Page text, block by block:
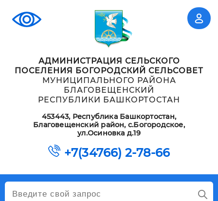
АДМИНИСТРАЦИЯ СЕЛЬСКОГО
ПОСЕЛЕНИЯ БОГОРОДСКИЙ СЕЛЬСОВЕТ
МУНИЦИПАЛЬНОГО РАЙОНА
БЛАГОВЕЩЕНСКИЙ
РЕСПУБЛИКИ БАШКОРТОСТАН
453443, Республика Башкортостан,
Благовещенский район, с.Богородское,
ул.Осиновка д.19
+7(34766) 2-78-66